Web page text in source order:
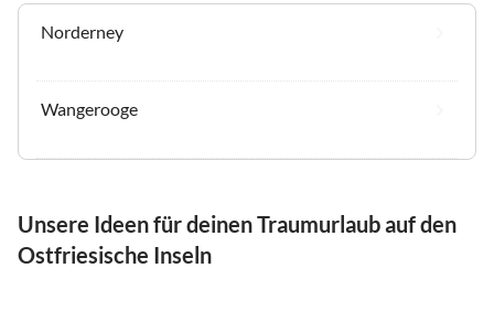
Norderney
Wangerooge
Unsere Ideen für deinen Traumurlaub auf den
Ostfriesische Inseln